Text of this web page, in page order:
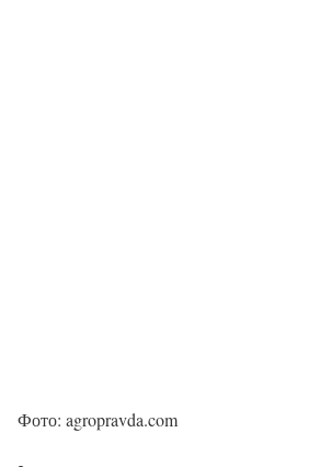
Фото: agropravda.com